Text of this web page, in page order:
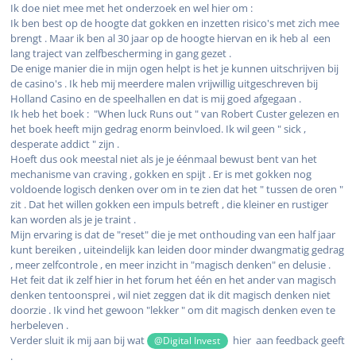
Ik doe niet mee met het onderzoek en wel hier om :
Ik ben best op de hoogte dat gokken en inzetten risico's met zich mee
brengt . Maar ik ben al 30 jaar op de hoogte hiervan en ik heb al een
lang traject van zelfbescherming in gang gezet .
De enige manier die in mijn ogen helpt is het je kunnen uitschrijven bij
de casino's . Ik heb mij meerdere malen vrijwillig uitgeschreven bij
Holland Casino en de speelhallen en dat is mij goed afgegaan .
Ik heb het boek : "When luck Runs out " van Robert Custer gelezen en
het boek heeft mijn gedrag enorm beinvloed. Ik wil geen " sick ,
desperate addict " zijn .
Hoeft dus ook meestal niet als je je éénmaal bewust bent van het
mechanisme van craving , gokken en spijt . Er is met gokken nog
voldoende logisch denken over om in te zien dat het " tussen de oren "
zit . Dat het willen gokken een impuls betreft , die kleiner en rustiger
kan worden als je je traint .
Mijn ervaring is dat de "reset" die je met onthouding van een half jaar
kunt bereiken , uiteindelijk kan leiden door minder dwangmatig gedrag
, meer zelfcontrole , en meer inzicht in "magisch denken" en delusie .
Het feit dat ik zelf hier in het forum het één en het ander van magisch
denken tentoonsprei , wil niet zeggen dat ik dit magisch denken niet
doorzie . Ik vind het gewoon "lekker " om dit magisch denken even te
herbeleven .
Verder sluit ik mij aan bij wat
@Digital Invest
hier aan feedback geeft
.